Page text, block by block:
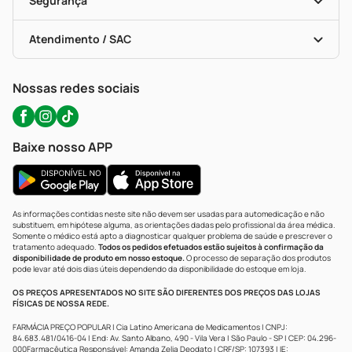
Troca E Devolução
Bulas De A A Z
Políticas De Marketplace
Testes Rápidos
Autoteste Covid-19
Certificado De Segurança
Portal Da Privacidade
Atendimento / SAC
WhatsApp (47) 9202-1687
Nossas redes sociais
Baixe nosso APP
As informações contidas neste site não devem ser usadas para automedicação e não
substituem, em hipótese alguma, as orientações dadas pelo profissional da área médica.
Somente o médico está apto a diagnosticar qualquer problema de saúde e prescrever o
tratamento adequado. Todos os pedidos efetuados estão sujeitos à confirmação da
disponibilidade de produto em nosso estoque.O processo de separação dos produtos
pode levar até dois dias úteis dependendo da disponibilidade do estoque em loja.
OS PREÇOS APRESENTADOS NO SITE SÃO DIFERENTES DOS PREÇOS DAS LOJAS
FÍSICAS DE NOSSA REDE.
FARMÁCIA PREÇO POPULAR | Cia Latino Americana de Medicamentos | CNPJ:
84.683.481/0416-04 | End: Av. Santo Albano, 490 - Vila Vera | São Paulo - SP | CEP: 04.296-
000Farmacêutica Responsável: Amanda Zelia Deodato | CRF/SP: 107393 | IE: